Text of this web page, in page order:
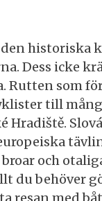
historiska
Dess icke
Rutten som
till
Hradiště.
och
du behöver